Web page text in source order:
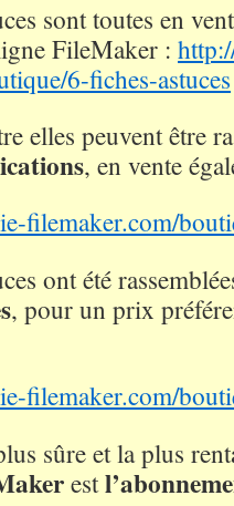
sont toutes en
FileMaker :
6-fiches-astuces
elles peuvent être
, en vente
filemaker.com/
ont été
, pour un prix
filemaker.com/
sûre et la plus
est